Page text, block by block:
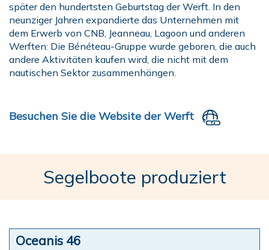
später den hundertsten Geburtstag der Werft. In den
neunziger Jahren expandierte das Unternehmen mit
dem Erwerb von CNB, Jeanneau, Lagoon und anderen
Werften: Die Bénéteau-Gruppe wurde geboren, die auch
andere Aktivitäten kaufen wird, die nicht mit dem
nautischen Sektor zusammenhängen.
Besuchen Sie die Website der Werft
Segelboote produziert
Oceanis 46